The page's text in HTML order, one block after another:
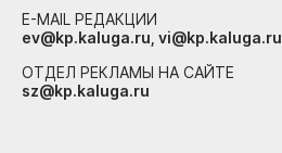
E-MAIL РЕДАКЦИИ
ev@kp.kaluga.ru, vi@kp.kaluga.ru
ОТДЕЛ РЕКЛАМЫ НА САЙТЕ
sz@kp.kaluga.ru